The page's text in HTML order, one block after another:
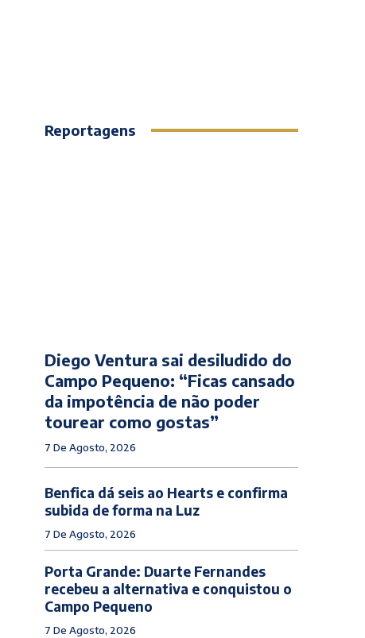
Reportagens
Diego Ventura sai desiludido do
Campo Pequeno: “Ficas cansado
da impotência de não poder
tourear como gostas”
7 De Agosto, 2026
Benfica dá seis ao Hearts e confirma
subida de forma na Luz
7 De Agosto, 2026
Porta Grande: Duarte Fernandes
recebeu a alternativa e conquistou o
Campo Pequeno
7 De Agosto, 2026